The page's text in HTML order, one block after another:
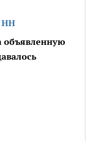
НН
объявленную